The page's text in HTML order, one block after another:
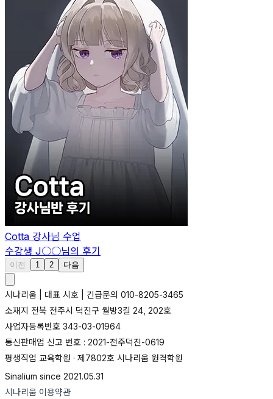
Cotta 강사님 수업
수강생 J○○님의 후기
이전 1 2 다음
시나리움 | 대표 시호 | 긴급문의 010-8205-3465
소재지 전북 전주시 덕진구 월방3길 24, 202호
사업자등록번호 343-03-01964
통신판매업 신고 번호 : 2021-전주덕진-0619
평생직업 교육학원 · 제7802호 시나리움 원격학원
Sinalium since 2021.05.31
시나리움 이용약관